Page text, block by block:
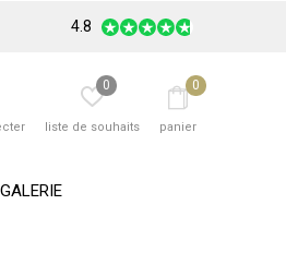
GALERIE
liste de souhaits
0
panier
0
4.8